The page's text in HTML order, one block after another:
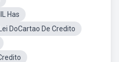
Has
Lei DoCartao De Credito